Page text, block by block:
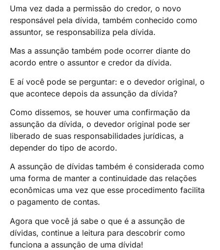
Uma vez dada a permissão do credor, o novo
responsável pela dívida, também conhecido como
assuntor, se responsabiliza pela dívida.
Mas a assunção também pode ocorrer diante do
acordo entre o assuntor e credor da dívida.
E aí você pode se perguntar: e o devedor original, o
que acontece depois da assunção da dívida?
Como dissemos, se houver uma confirmação da
assunção da dívida, o devedor original pode ser
liberado de suas responsabilidades jurídicas, a
depender do tipo de acordo.
A assunção de dívidas também é considerada como
uma forma de manter a continuidade das relações
econômicas uma vez que esse procedimento facilita
o pagamento de contas.
Agora que você já sabe o que é a assunção de
dívidas, continue a leitura para descobrir como
funciona a assunção de uma dívida!